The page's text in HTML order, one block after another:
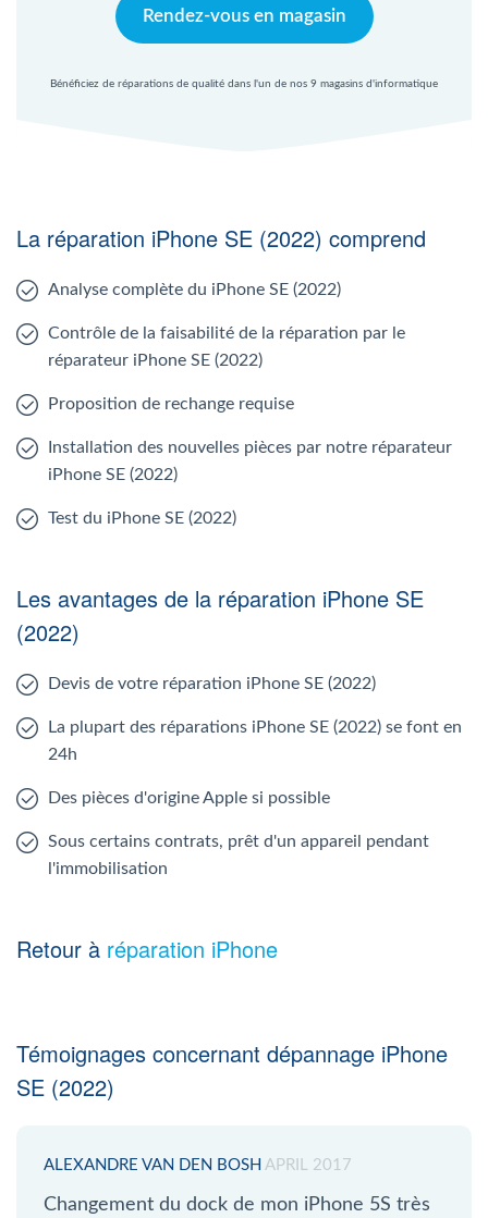
Rendez-vous en magasin
Bénéficiez de réparations de qualité dans l'un de nos 9 magasins d'informatique
La réparation iPhone SE (2022) comprend
Analyse complète du iPhone SE (2022)
Contrôle de la faisabilité de la réparation par le
réparateur iPhone SE (2022)
Proposition de rechange requise
Installation des nouvelles pièces par notre réparateur
iPhone SE (2022)
Test du iPhone SE (2022)
Les avantages de la réparation iPhone SE
(2022)
Devis de votre réparation iPhone SE (2022)
La plupart des réparations iPhone SE (2022) se font en
24h
Des pièces d'origine Apple si possible
Sous certains contrats, prêt d'un appareil pendant
l'immobilisation
Retour à réparation iPhone
Témoignages concernant dépannage iPhone
SE (2022)
ALEXANDRE VAN DEN BOSH APRIL 2017
Changement du dock de mon iPhone 5S très